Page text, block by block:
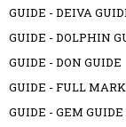
GUIDE - DEIVA
GUIDE - DOLPHIN
GUIDE - DON GUIDE
GUIDE - FULL
GUIDE - GEM GUIDE